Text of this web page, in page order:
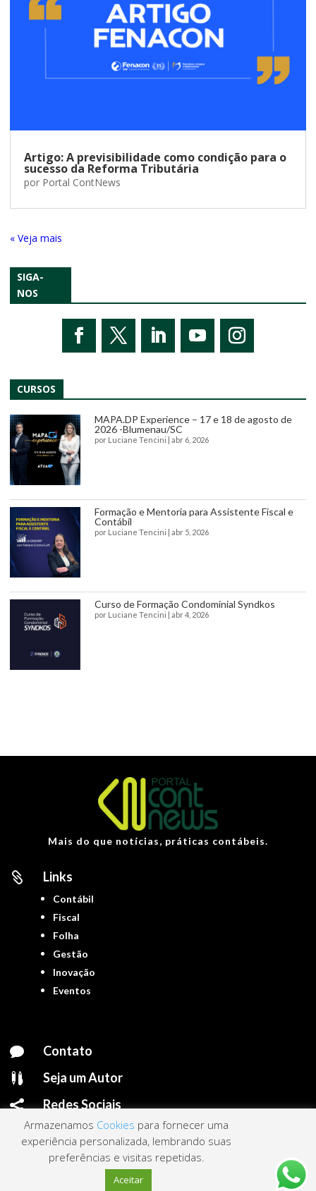
Artigo: A previsibilidade como condição para o
sucesso da Reforma Tributária
por Portal ContNews
« Entradas Antigas
SIGA-
NOS
CURSOS
MAPA.DP Experience – 17 e 18 de agosto de
2026 -Blumenau/SC
por Luciane Tencini | abr 6, 2026
Formação e Mentoria para Assistente Fiscal e
Contábil
por Luciane Tencini | abr 5, 2026
Curso de Formação Condominial Syndkos
por Luciane Tencini | abr 4, 2026
Mais do que notícias, práticas contábeis.
 Links
Contábil
Fiscal
Folha
Gestão
Inovação
Eventos
 Contato
 Seja um Autor
 Redes Sociais
Portal ContNews © 2022 – Todos os direitos reservados | Mantido porLink
Armazenamos Cookies para fornecer uma
experiência personalizada, lembrando suas
preferências e visitas repetidas.
Aceitar